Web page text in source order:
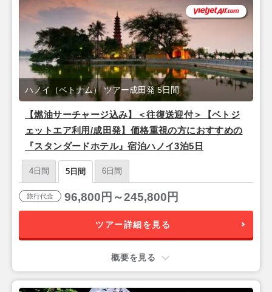
【燃油サーチャージ込み】＜往復送迎付＞【ベトジ
ェットエア利用/成田発】価格重視の方におすすめの
『スタンダードホテル』宿泊ハノイ3泊5日
ハノイ（ベトナム） ツアー成田発 5日間
4日間 5日間 6日間
旅行代金 96,800円～245,800円
ツアー詳細を見る
概要を見る